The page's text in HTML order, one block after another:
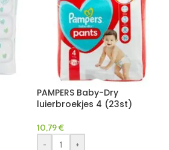
PAMPERS Baby-Dry
luierbroekjes 4 (23st)
10,79€
-
+